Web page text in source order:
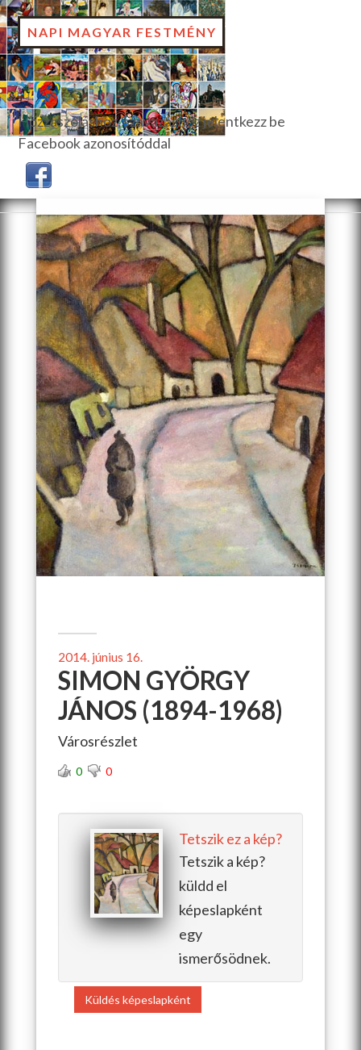
NAPI MAGYAR FESTMÉNY
Hozzászóláshoz, szavazáshoz jelentkezz be
Facebook azonosítóddal
2014. június 16.
SIMON GYÖRGY
JÁNOS (1894-1968)
Városrészlet
0 0
Tetszik ez a kép?
Tetszik a kép?
küldd el
képeslapként
egy
ismerősödnek.
Küldés képeslapként